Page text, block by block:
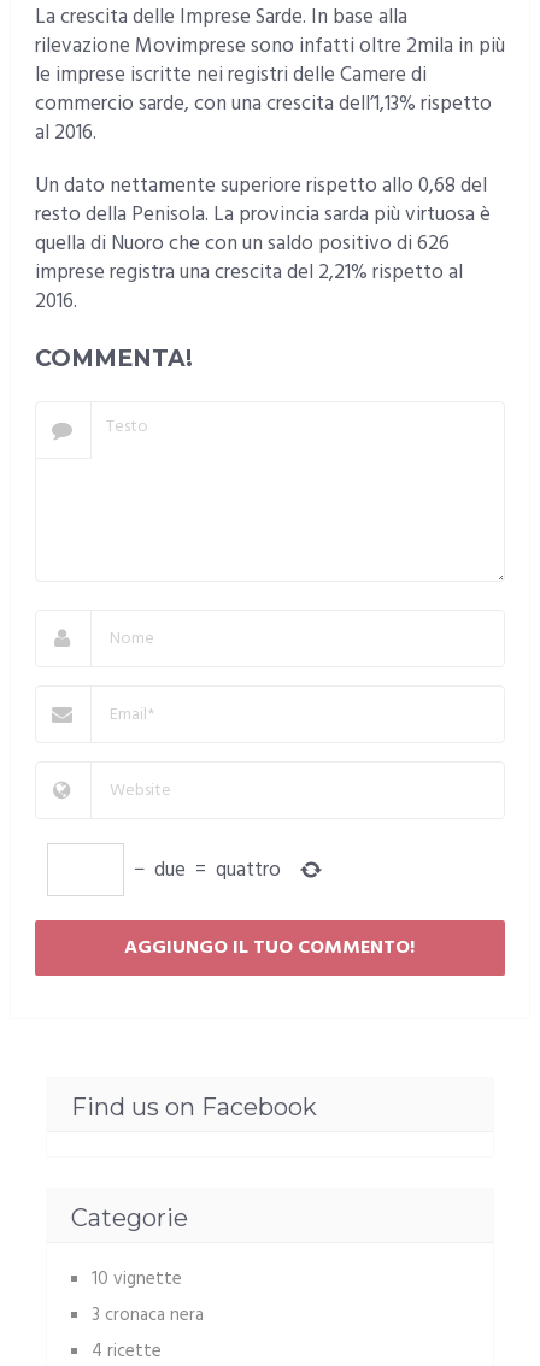
La crescita delle Imprese Sarde. In base alla
rilevazione Movimprese sono infatti oltre 2mila in più
le imprese iscritte nei registri delle Camere di
commercio sarde, con una crescita dell’1,13% rispetto
al 2016.
Un dato nettamente superiore rispetto allo 0,68 del
resto della Penisola. La provincia sarda più virtuosa è
quella di Nuoro che con un saldo positivo di 626
imprese registra una crescita del 2,21% rispetto al
2016.
COMMENTA!
− due = quattro
Find us on Facebook
Categorie
10 vignette
3 cronaca nera
4 ricette